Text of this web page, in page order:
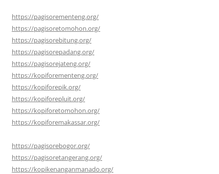
https://pagisorementeng.org/
https://pagisoretomohon.org/
https://pagisorebitung.org/
https://pagisorepadang.org/
https://pagisorejateng.org/
https://kopiforementeng.org/
https://kopiforepik.org/
https://kopiforepluit.org/
https://kopiforetomohon.org/
https://kopiforemakassar.org/
https://pagisorebogor.org/
https://pagisoretangerang.org/
https://kopikenanganmanado.org/